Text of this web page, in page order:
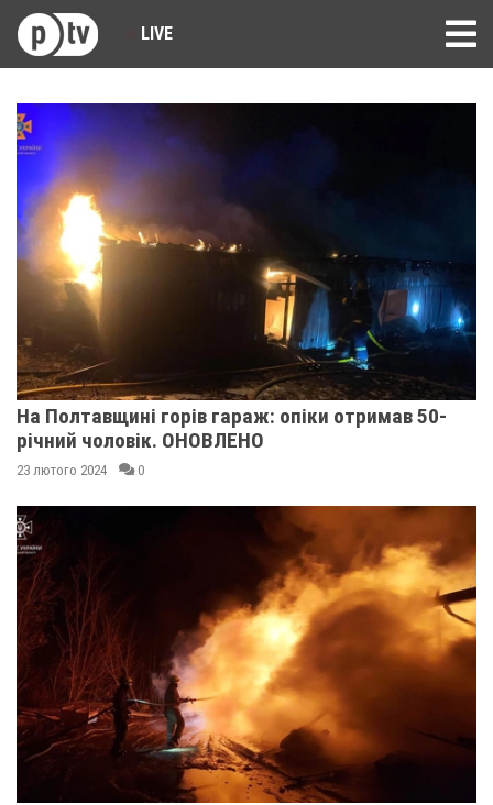
LIVE
На Полтавщині горів гараж: опіки отримав 50-
річний чоловік. ОНОВЛЕНО
23 лютого 2024 0